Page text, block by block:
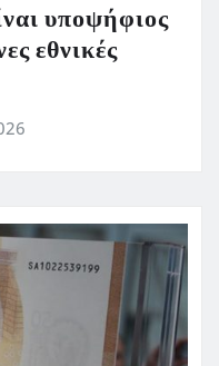
υποψήφιος
εθνικές